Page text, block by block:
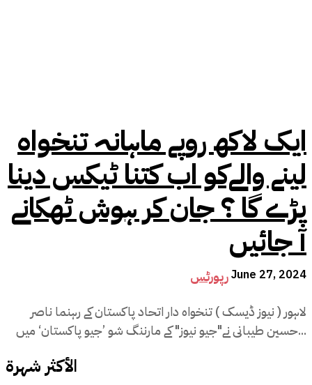
ایک لاکھ روپے ماہانہ تنخواہ
لینے والےکو اب کتنا ٹیکس دینا
پڑے گا ؟ جان کر ہوش ٹھکانے
آ جائیں
رپورٹسJune 27, 2024
لاہور ( نیوز ڈیسک ) تنخواہ دار اتحاد پاکستان کے رہنما ناصر
حسین طیبانی نے"جیو نیوز" کے مارننگ شو ’جیو پاکستان‘ میں...
الأكثر شهرة